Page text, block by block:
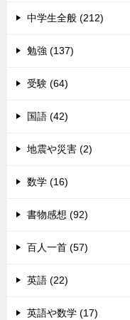
中学生全般 (212)
勉強 (137)
受験 (64)
国語 (42)
地震や災害 (2)
数学 (16)
書物感想 (92)
百人一首 (57)
英語 (22)
英語や数学 (17)